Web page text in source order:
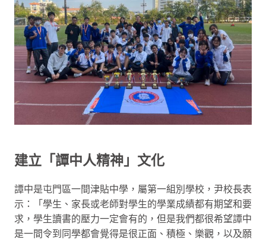
建立「譚中人精神」文化
譚中是屯門區一間津貼中學，屬第一組別學校，尹校長表
示：「學生、家長或老師對學生的學業成績都有期望和要
求，學生讀書的壓力一定會有的，但是我們都很希望譚中
是一間令到同學都會覺得是很正面、積極、樂觀，以及願